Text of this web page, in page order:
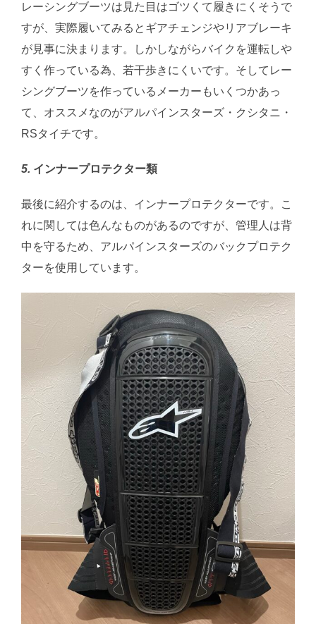
レーシングブーツは見た目はゴツくて履きにくそうで
すが、実際履いてみるとギアチェンジやリアブレーキ
が見事に決まります。しかしながらバイクを運転しや
すく作っている為、若干歩きにくいです。そしてレー
シングブーツを作っているメーカーもいくつかあっ
て、オススメなのがアルパインスターズ・クシタニ・
RSタイチです。
5. インナープロテクター類
最後に紹介するのは、インナープロテクターです。こ
れに関しては色んなものがあるのですが、管理人は背
中を守るため、アルパインスターズのバックプロテク
ターを使用しています。